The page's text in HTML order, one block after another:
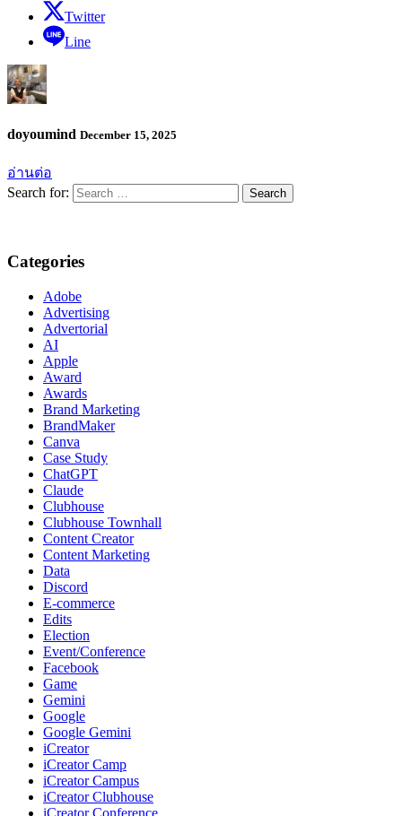
Twitter
Line
doyoumind December 15, 2025
อ่านต่อ
Search for:
Categories
Adobe
Advertising
Advertorial
AI
Apple
Award
Awards
Brand Marketing
BrandMaker
Canva
Case Study
ChatGPT
Claude
Clubhouse
Clubhouse Townhall
Content Creator
Content Marketing
Data
Discord
E-commerce
Edits
Election
Event/Conference
Facebook
Game
Gemini
Google
Google Gemini
iCreator
iCreator Camp
iCreator Campus
iCreator Clubhouse
iCreator Conference